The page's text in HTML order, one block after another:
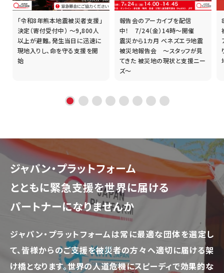
「令和8年熊本地震被災者支援」
決定（寄付受付中） ～9,800人
以上が避難。発生当日に迅速に
現地入りし、命を守る支援を開
始
報告会のアーカイブを配信
中！ 7/24（金）14時～開催
震災から1カ月 ベネズエラ地震
被災地報告会 ～スタッフが見
てきた 被災地の現状と支援ニー
ズ～
ジャパン・プラットフォーム
とともに緊急支援を世界に届ける
パートナーになりませんか
ジャパン・プラットフォームは常に最適な団体を選定し
て、皆様からのご支援を被災者の方々へ適切に届ける架
け橋となります。世界の人道危機にスピーディで効果的な